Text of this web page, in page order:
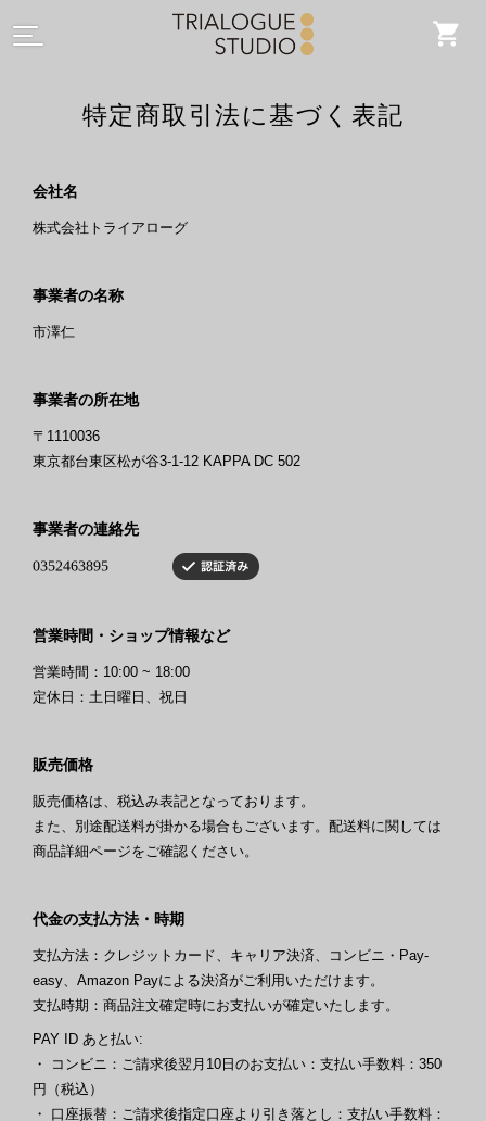
特定商取引法に基づく表記
会社名
株式会社トライアローグ
事業者の名称
市澤仁
事業者の所在地
〒1110036
東京都台東区松が谷3-1-12 KAPPA DC 502
事業者の連絡先
営業時間・ショップ情報など
営業時間：10:00 ~ 18:00
定休日：土日曜日、祝日
販売価格
販売価格は、税込み表記となっております。
また、別途配送料が掛かる場合もございます。配送料に関しては
商品詳細ページをご確認ください。
代金の支払方法・時期
支払方法：クレジットカード、キャリア決済、コンビニ・Pay-
easy、Amazon Payによる決済がご利用いただけます。
支払時期：商品注文確定時にお支払いが確定いたします。
PAY ID あと払い:
・ コンビニ：ご請求後翌月10日のお支払い：支払い手数料：350
円（税込）
・ 口座振替：ご請求後指定口座より引き落とし：支払い手数料：